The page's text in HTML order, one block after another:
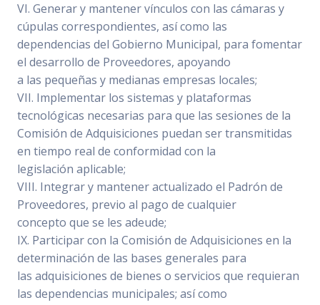
VI. Generar y mantener vínculos con las cámaras y
cúpulas correspondientes, así como las
dependencias del Gobierno Municipal, para fomentar
el desarrollo de Proveedores, apoyando
a las pequeñas y medianas empresas locales;
VII. Implementar los sistemas y plataformas
tecnológicas necesarias para que las sesiones de la
Comisión de Adquisiciones puedan ser transmitidas
en tiempo real de conformidad con la
legislación aplicable;
VIII. Integrar y mantener actualizado el Padrón de
Proveedores, previo al pago de cualquier
concepto que se les adeude;
IX. Participar con la Comisión de Adquisiciones en la
determinación de las bases generales para
las adquisiciones de bienes o servicios que requieran
las dependencias municipales; así como